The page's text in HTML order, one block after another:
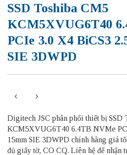
SSD Toshiba CM5
KCM5XVUG6T40
PCIe 3.0 X4 BiCS3
SIE 3DWPD
Digitech JSC phân phối thiết bị SSD
KCM5XVUG6T40 6.4TB NVMe
15mm SIE 3DWPD chính hãng giá
đủ giấy tờ, CO CQ. Liên hệ để nhận